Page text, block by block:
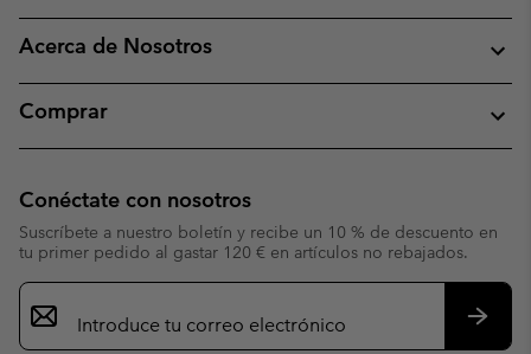
Acerca de Nosotros
Comprar
Conéctate con nosotros
Suscríbete a nuestro boletín y recibe un 10 % de descuento en
tu primer pedido al gastar 120 € en artículos no rebajados.
Suscripción
de
correo